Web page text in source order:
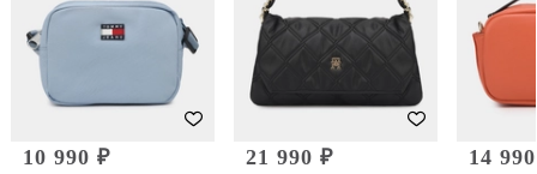
10 990 ₽ 21 990 ₽ 14